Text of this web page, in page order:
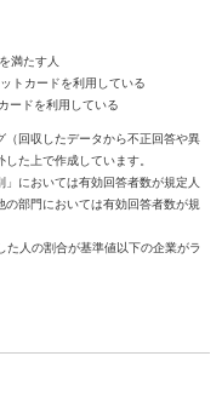
満たす人
トカードを利用している
ードを利用している
回収したデータから不正回答や異
た上で作成しています。
においては有効回答者数が規定人
部門においては有効回答者数が規
人の割合が基準値以下の企業がラ